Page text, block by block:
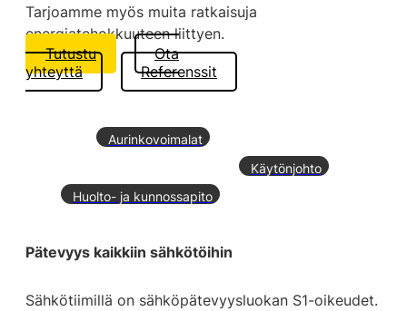
Tarjoamme myös muita ratkaisuja
energiatehokkuuteen liittyen.
Tutustu
Ota
yhteyttä
Referenssit
Aurinkovoimalat
Käytönjohto
Huolto- ja kunnossapito
Pätevyys kaikkiin sähkötöihin
Sähkötiimillä on sähköpätevyysluokan S1-oikeudet.